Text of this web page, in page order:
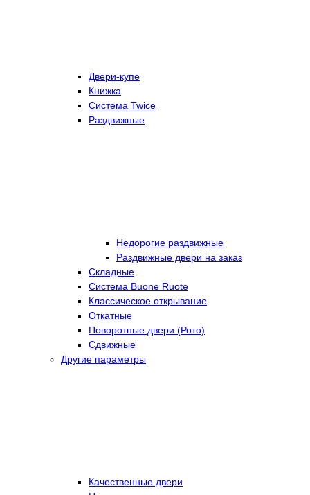
Двери-купе
Книжка
Система Twice
Раздвижные
Недорогие раздвижные
Раздвижные двери на заказ
Складные
Cистема Buone Ruote
Классическое открывание
Откатные
Поворотные двери (Рото)
Сдвижные
Другие параметры
Качественные двери